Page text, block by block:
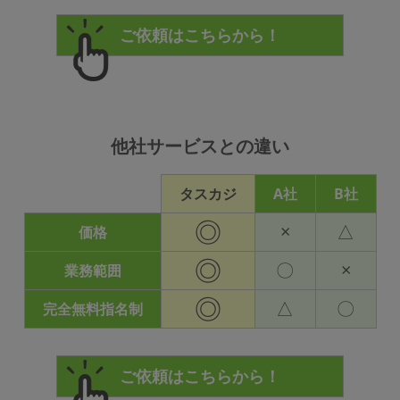
他社サービスとの違い
タスカジ A社
B社
価格
◎ × △
業務範囲 ◎ 〇 ×
完全無料指名制 ◎ △ 〇